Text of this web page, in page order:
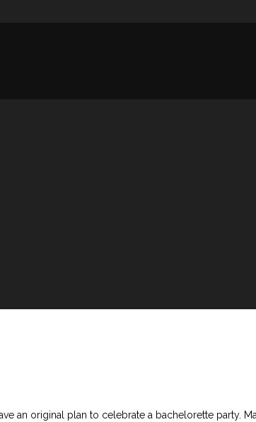
an original plan to celebrate a bachelorette party.